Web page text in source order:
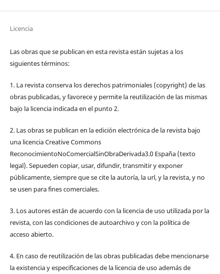
Licencia
Las obras que se publican en esta revista están sujetas a los
siguientes términos:
1. La revista conserva los derechos patrimoniales (copyright) de las
obras publicadas, y favorece y permite la reutilización de las mismas
bajo la licencia indicada en el punto 2.
2. Las obras se publican en la edición electrónica de la revista bajo
una licencia Creative Commons
ReconocimientoNoComercialSinObraDerivada3.0 España (texto
legal). Sepueden copiar, usar, difundir, transmitir y exponer
públicamente, siempre que se cite la autoría, la url, y la revista, y no
se usen para fines comerciales.
3. Los autores están de acuerdo con la licencia de uso utilizada por la
revista, con las condiciones de autoarchivo y con la política de
acceso abierto.
4. En caso de reutilización de las obras publicadas debe mencionarse
la existencia y especificaciones de la licencia de uso además de